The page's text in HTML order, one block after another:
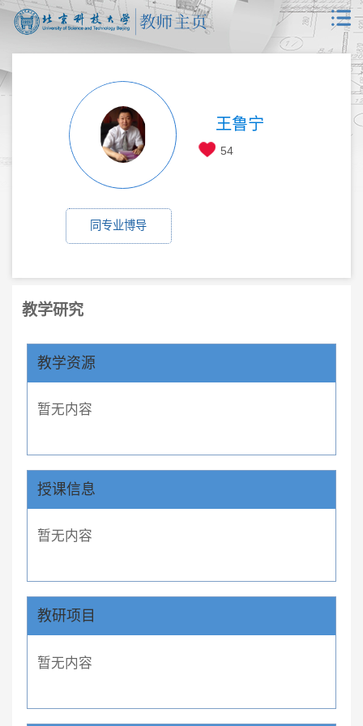
王鲁宁
54
同专业博导
教学研究
教学资源
暂无内容
授课信息
暂无内容
教研项目
暂无内容